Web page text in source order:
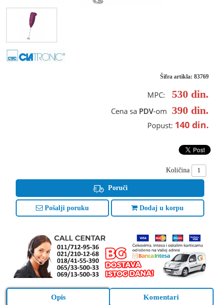
Šifra artikla: 83769
MPC: 530 din.
Cena sa PDV-om 390 din.
Popust: 140 din.
Količina
Poruči
Pošalji poruku Dodaj u korpu
Opis Komentari